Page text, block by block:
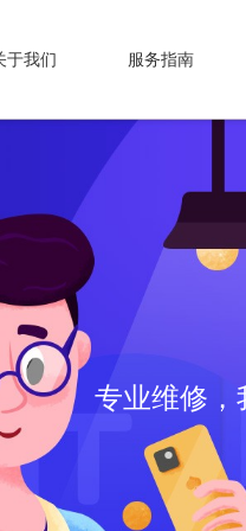
于我们 服务指南
专业维修，